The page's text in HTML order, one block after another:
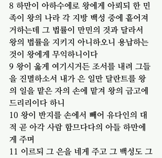
8 하만이 아하수에로 왕에게 아뢰되 한 민
족이 왕의 나라 각 지방 백성 중에 흩어져
거하는데 그 법률이 만민의 것과 달라서
왕의 법률을 지키지 아니하오니 용납하는
것이 왕에게 무익하니이다
9 왕이 옳게 여기시거든 조서를 내려 그들
을 진멸하소서 내가 은 일만 달란트를 왕
의 일을 맡은 자의 손에 맡겨 왕의 금고에
드리리이다 하니
10 왕이 반지를 손에서 빼어 유다인의 대
적 곧 아각 사람 함므다다의 아들 하만에
게 주며
11 이르되 그 은을 네게 주고 그 백성도 그